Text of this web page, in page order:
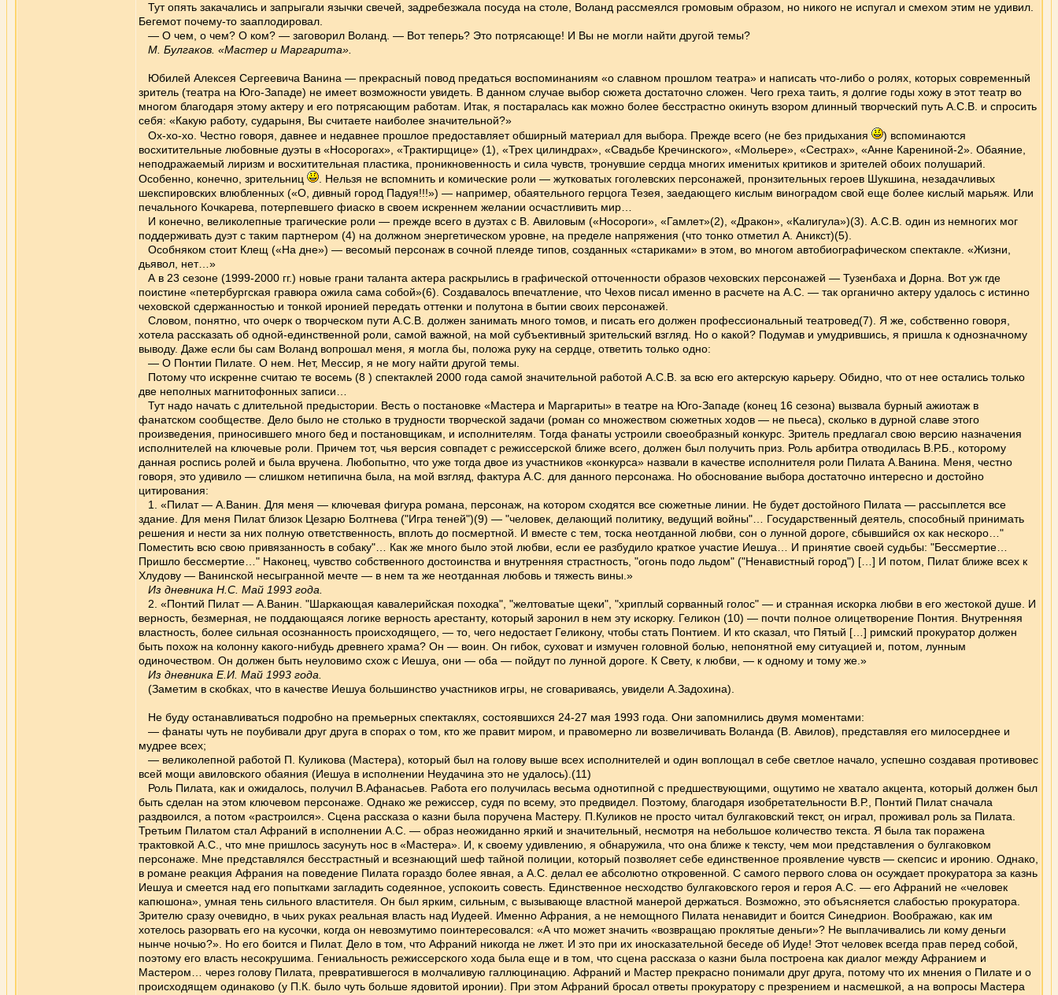
Тут опять закачались и запрыгали язычки свечей, задребезжала посуда на столе, Воланд рассмеялся громовым образом, но никого не испугал и смехом этим не удивил.
Бегемот почему-то зааплодировал.
— О чем, о чем? О ком? — заговорил Воланд. — Вот теперь? Это потрясающе! И Вы не могли найти другой темы?
М. Булгаков. «Мастер и Маргарита».
Юбилей Алексея Сергеевича Ванина — прекрасный повод предаться воспоминаниям «о славном прошлом театра» и написать что-либо о ролях, которых современный
зритель (театра на Юго-Западе) не имеет возможности увидеть. В данном случае выбор сюжета достаточно сложен. Чего греха таить, я долгие годы хожу в этот театр во
многом благодаря этому актеру и его потрясающим работам. Итак, я постаралась как можно более бесстрастно окинуть взором длинный творческий путь А.С.В. и спросить
себя: «Какую работу, сударыня, Вы считаете наиболее значительной?»
Ох-хо-хо. Честно говоря, давнее и недавнее прошлое предоставляет обширный материал для выбора. Прежде всего (не без придыхания
) вспоминаются
восхитительные любовные дуэты в «Носорогах», «Трактирщице» (1), «Трех цилиндрах», «Свадьбе Кречинского», «Мольере», «Сестрах», «Анне Карениной-2». Обаяние,
неподражаемый лиризм и восхитительная пластика, проникновенность и сила чувств, тронувшие сердца многих именитых критиков и зрителей обоих полушарий.
Особенно, конечно, зрительниц
. Нельзя не вспомнить и комические роли — жутковатых гоголевских персонажей, пронзительных героев Шукшина, незадачливых
шекспировских влюбленных («О, дивный город Падуя!!!») — например, обаятельного герцога Тезея, заедающего кислым виноградом свой еще более кислый марьяж. Или
печального Кочкарева, потерпевшего фиаско в своем искреннем желании осчастливить мир…
И конечно, великолепные трагические роли — прежде всего в дуэтах с В. Авиловым («Носороги», «Гамлет»(2), «Дракон», «Калигула»)(3). А.С.В. один из немногих мог
поддерживать дуэт с таким партнером (4) на должном энергетическом уровне, на пределе напряжения (что тонко отметил А. Аникст)(5).
Особняком стоит Клещ («На дне») — весомый персонаж в сочной плеяде типов, созданных «стариками» в этом, во многом автобиографическом спектакле. «Жизни,
дьявол, нет…»
А в 23 сезоне (1999-2000 гг.) новые грани таланта актера раскрылись в графической отточенности образов чеховских персонажей — Тузенбаха и Дорна. Вот уж где
поистине «петербургская гравюра ожила сама собой»(6). Создавалось впечатление, что Чехов писал именно в расчете на А.С. — так органично актеру удалось с истинно
чеховской сдержанностью и тонкой иронией передать оттенки и полутона в бытии своих персонажей.
Словом, понятно, что очерк о творческом пути А.С.В. должен занимать много томов, и писать его должен профессиональный театровед(7). Я же, собственно говоря,
хотела рассказать об одной-единственной роли, самой важной, на мой субъективный зрительский взгляд. Но о какой? Подумав и умудрившись, я пришла к однозначному
выводу. Даже если бы сам Воланд вопрошал меня, я могла бы, положа руку на сердце, ответить только одно:
— О Понтии Пилате. О нем. Нет, Мессир, я не могу найти другой темы.
Потому что искренне считаю те восемь (8 ) спектаклей 2000 года самой значительной работой А.С.В. за всю его актерскую карьеру. Обидно, что от нее остались только
две неполных магнитофонных записи…
Тут надо начать с длительной предыстории. Весть о постановке «Мастера и Маргариты» в театре на Юго-Западе (конец 16 сезона) вызвала бурный ажиотаж в
фанатском сообществе. Дело было не столько в трудности творческой задачи (роман со множеством сюжетных ходов — не пьеса), сколько в дурной славе этого
произведения, приносившего много бед и постановщикам, и исполнителям. Тогда фанаты устроили своеобразный конкурс. Зритель предлагал свою версию назначения
исполнителей на ключевые роли. Причем тот, чья версия совпадет с режиссерской ближе всего, должен был получить приз. Роль арбитра отводилась В.Р.Б., которому
данная роспись ролей и была вручена. Любопытно, что уже тогда двое из участников «конкурса» назвали в качестве исполнителя роли Пилата А.Ванина. Меня, честно
говоря, это удивило — слишком нетипична была, на мой взгляд, фактура А.С. для данного персонажа. Но обоснование выбора достаточно интересно и достойно
цитирования:
1. «Пилат — А.Ванин. Для меня — ключевая фигура романа, персонаж, на котором сходятся все сюжетные линии. Не будет достойного Пилата — рассыплется все
здание. Для меня Пилат близок Цезарю Болтнева ("Игра теней")(9) — "человек, делающий политику, ведущий войны"… Государственный деятель, способный принимать
решения и нести за них полную ответственность, вплоть до посмертной. И вместе с тем, тоска неотданной любви, сон о лунной дороге, сбывшийся ох как нескоро…"
Поместить всю свою привязанность в собаку"… Как же много было этой любви, если ее разбудило краткое участие Иешуа… И принятие своей судьбы: "Бессмертие…
Пришло бессмертие…" Наконец, чувство собственного достоинства и внутренняя страстность, "огонь подо льдом" ("Ненавистный город") […] И потом, Пилат ближе всех к
Хлудову — Ванинской несыгранной мечте — в нем та же неотданная любовь и тяжесть вины.»
Из дневника Н.С. Май 1993 года.
2. «Понтий Пилат — А.Ванин. "Шаркающая кавалерийская походка", "желтоватые щеки", "хриплый сорванный голос" — и странная искорка любви в его жестокой душе. И
верность, безмерная, не поддающаяся логике верность арестанту, который заронил в нем эту искорку. Геликон (10) — почти полное олицетворение Понтия. Внутренняя
властность, более сильная осознанность происходящего, — то, чего недостает Геликону, чтобы стать Понтием. И кто сказал, что Пятый […] римский прокуратор должен
быть похож на колонну какого-нибудь древнего храма? Он — воин. Он гибок, суховат и измучен головной болью, непонятной ему ситуацией и, потом, лунным
одиночеством. Он должен быть неуловимо схож с Иешуа, они — оба — пойдут по лунной дороге. К Свету, к любви, — к одному и тому же.»
Из дневника Е.И. Май 1993 года.
(Заметим в скобках, что в качестве Иешуа большинство участников игры, не сговариваясь, увидели А.Задохина).
Не буду останавливаться подробно на премьерных спектаклях, состоявшихся 24-27 мая 1993 года. Они запомнились двумя моментами:
— фанаты чуть не поубивали друг друга в спорах о том, кто же правит миром, и правомерно ли возвеличивать Воланда (В. Авилов), представляя его милосерднее и
мудрее всех;
— великолепной работой П. Куликова (Мастера), который был на голову выше всех исполнителей и один воплощал в себе светлое начало, успешно создавая противовес
всей мощи авиловского обаяния (Иешуа в исполнении Неудачина это не удалось).(11)
Роль Пилата, как и ожидалось, получил В.Афанасьев. Работа его получилась весьма однотипной с предшествующими, ощутимо не хватало акцента, который должен был
быть сделан на этом ключевом персонаже. Однако же режиссер, судя по всему, это предвидел. Поэтому, благодаря изобретательности В.Р., Понтий Пилат сначала
раздвоился, а потом «растроился». Сцена рассказа о казни была поручена Мастеру. П.Куликов не просто читал булгаковский текст, он играл, проживал роль за Пилата.
Третьим Пилатом стал Афраний в исполнении А.С. — образ неожиданно яркий и значительный, несмотря на небольшое количество текста. Я была так поражена
трактовкой А.С., что мне пришлось засунуть нос в «Мастера». И, к своему удивлению, я обнаружила, что она ближе к тексту, чем мои представления о булгаковком
персонаже. Мне представлялся бесстрастный и всезнающий шеф тайной полиции, который позволяет себе единственное проявление чувств — скепсис и иронию. Однако,
в романе реакция Афрания на поведение Пилата гораздо более явная, а А.С. делал ее абсолютно откровенной. С самого первого слова он осуждает прокуратора за казнь
Иешуа и смеется над его попытками загладить содеянное, успокоить совесть. Единственное несходство булгаковского героя и героя А.С. — его Афраний не «человек
капюшона», умная тень сильного властителя. Он был ярким, сильным, с вызывающе властной манерой держаться. Возможно, это объясняется слабостью прокуратора.
Зрителю сразу очевидно, в чьих руках реальная власть над Иудеей. Именно Афрания, а не немощного Пилата ненавидит и боится Синедрион. Воображаю, как им
хотелось разорвать его на кусочки, когда он невозмутимо поинтересовался: «А что может значить «возвращаю проклятые деньги»? Не выплачивались ли кому деньги
нынче ночью?». Но его боится и Пилат. Дело в том, что Афраний никогда не лжет. И это при их иносказательной беседе об Иуде! Этот человек всегда прав перед собой,
поэтому его власть несокрушима. Гениальность режиссерского хода была еще и в том, что сцена рассказа о казни была построена как диалог между Афранием и
Мастером… через голову Пилата, превратившегося в молчаливую галлюцинацию. Афраний и Мастер прекрасно понимали друг друга, потому что их мнения о Пилате и о
происходящем одинаково (у П.К. было чуть больше ядовитой иронии). При этом Афраний бросал ответы прокуратору с презрением и насмешкой, а на вопросы Мастера